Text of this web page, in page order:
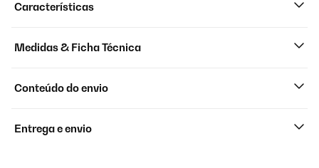
Características
Medidas & Ficha Técnica
Conteúdo do envio
Entrega e envio